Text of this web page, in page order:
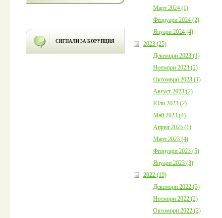
СИГНАЛИ ЗА КОРУПЦИЯ
Март 2024 (1)
Февруари 2024 (2)
Януари 2024 (4)
2023 (25)
Декември 2023 (1)
Ноември 2023 (2)
Октомври 2023 (1)
Август 2023 (2)
Юли 2023 (2)
Май 2023 (4)
Април 2023 (1)
Март 2023 (4)
Февруари 2023 (5)
Януари 2023 (3)
2022 (19)
Декември 2022 (3)
Ноември 2022 (2)
Октомври 2022 (2)